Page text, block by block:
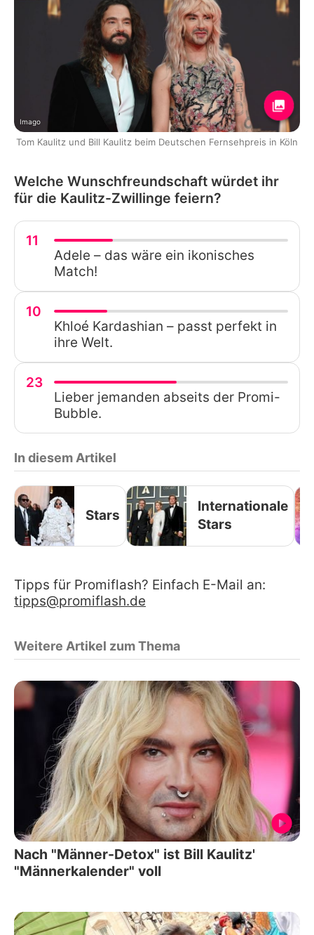
Imago
Tom Kaulitz und Bill Kaulitz beim Deutschen Fernsehpreis in Köln
Welche Wunschfreundschaft würdet ihr
für die Kaulitz-Zwillinge feiern?
11
Adele – das wäre ein ikonisches
Match!
10
Khloé Kardashian – passt perfekt in
ihre Welt.
23
Lieber jemanden abseits der Promi-
Bubble.
In diesem Artikel
Stars
Internationale
Stars
Tipps für Promiflash? Einfach E-Mail an:
tipps@promiflash.de
Weitere Artikel zum Thema
Nach "Männer-Detox" ist Bill Kaulitz'
"Männerkalender" voll